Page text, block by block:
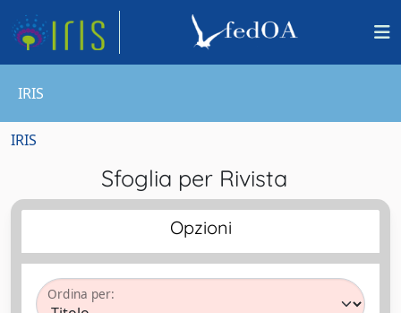
IRIS
IRIS
Sfoglia per Rivista
Opzioni
Ordina per: